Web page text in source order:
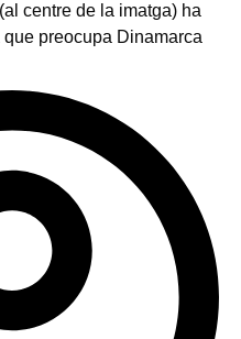
centre de la imatga) ha
preocupa Dinamarca